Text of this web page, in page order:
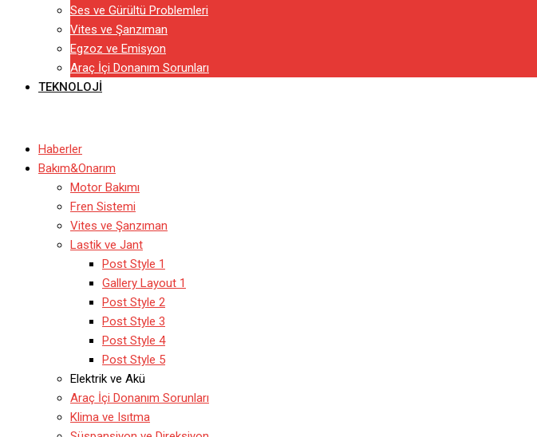
Ses ve Gürültü Problemleri
Vites ve Şanzıman
Egzoz ve Emisyon
Araç İçi Donanım Sorunları
TEKNOLOJI
Haberler
Bakım&Onarım
Motor Bakımı
Fren Sistemi
Vites ve Şanzıman
Lastik ve Jant
Post Style 1
Gallery Layout 1
Post Style 2
Post Style 3
Post Style 4
Post Style 5
Elektrik ve Akü
Araç İçi Donanım Sorunları
Klima ve Isıtma